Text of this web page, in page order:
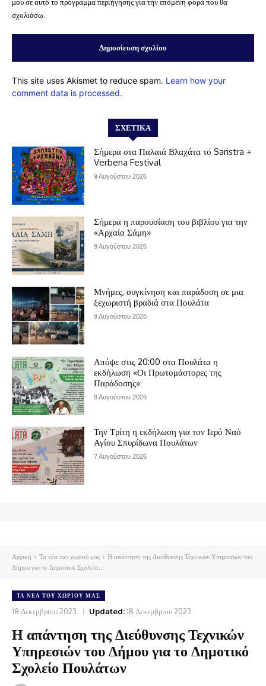
σχολιάσω.
This site uses Akismet to reduce spam. Learn how your
comment data is processed.
ΣΧΕΤΙΚΆ
Σήμερα στα Παλαιά Βλαχάτα το Saristra +
Verbena Festival
9 Αυγούστου 2026
Σήμερα η παρουσίαση του βιβλίου για την
«Αρχαία Σάμη»
9 Αυγούστου 2026
Μνήμες, συγκίνηση και παράδοση σε μια
ξεχωριστή βραδιά στα Πουλάτα
9 Αυγούστου 2026
Απόψε στις 20:00 στα Πουλάτα η
εκδήλωση «Οι Πρωτομάστορες της
Παράδοσης»
8 Αυγούστου 2026
Την Τρίτη η εκδήλωση για τον Ιερό Ναό
Αγίου Σπυρίδωνα Πουλάτων
7 Αυγούστου 2026